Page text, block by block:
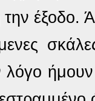
έξοδο.